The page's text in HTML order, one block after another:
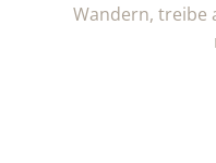
Wandern, treibe